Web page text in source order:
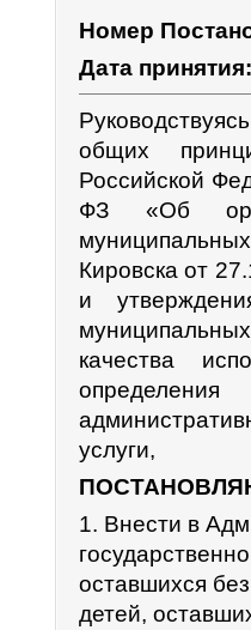
Номер
Дата
общих
Российской
ФЗ «Об
Кировска от
и
качества
услуги,
1. Внести в
оставшихся
детей,